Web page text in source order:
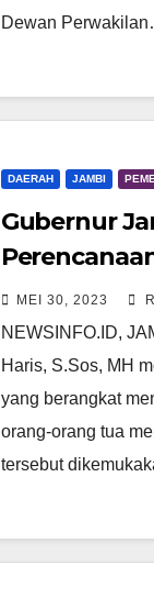
Dewan
DAERAH JAMBI
Gubernur
Untuk
Haji
MEI 30, 2023
NEWSINFO.ID,
Haris, S.Sos, MH
yang berangkat
orang-orang tua
tersebut